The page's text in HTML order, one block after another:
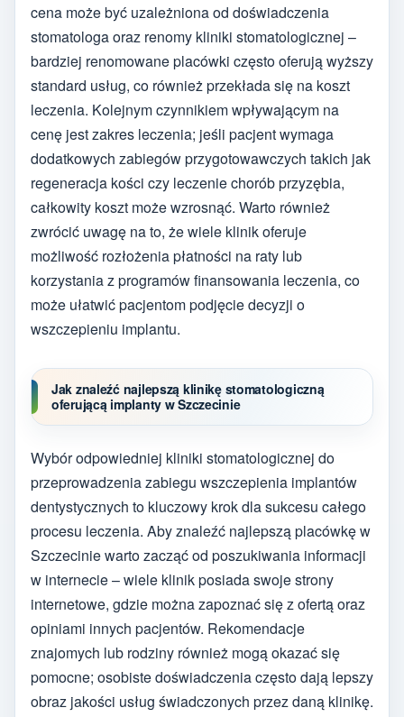
cena może być uzależniona od doświadczenia
stomatologa oraz renomy kliniki stomatologicznej –
bardziej renomowane placówki często oferują wyższy
standard usług, co również przekłada się na koszt
leczenia. Kolejnym czynnikiem wpływającym na
cenę jest zakres leczenia; jeśli pacjent wymaga
dodatkowych zabiegów przygotowawczych takich jak
regeneracja kości czy leczenie chorób przyzębia,
całkowity koszt może wzrosnąć. Warto również
zwrócić uwagę na to, że wiele klinik oferuje
możliwość rozłożenia płatności na raty lub
korzystania z programów finansowania leczenia, co
może ułatwić pacjentom podjęcie decyzji o
wszczepieniu implantu.
Jak znaleźć najlepszą klinikę stomatologiczną
oferującą implanty w Szczecinie
Wybór odpowiedniej kliniki stomatologicznej do
przeprowadzenia zabiegu wszczepienia implantów
dentystycznych to kluczowy krok dla sukcesu całego
procesu leczenia. Aby znaleźć najlepszą placówkę w
Szczecinie warto zacząć od poszukiwania informacji
w internecie – wiele klinik posiada swoje strony
internetowe, gdzie można zapoznać się z ofertą oraz
opiniami innych pacjentów. Rekomendacje
znajomych lub rodziny również mogą okazać się
pomocne; osobiste doświadczenia często dają lepszy
obraz jakości usług świadczonych przez daną klinikę.